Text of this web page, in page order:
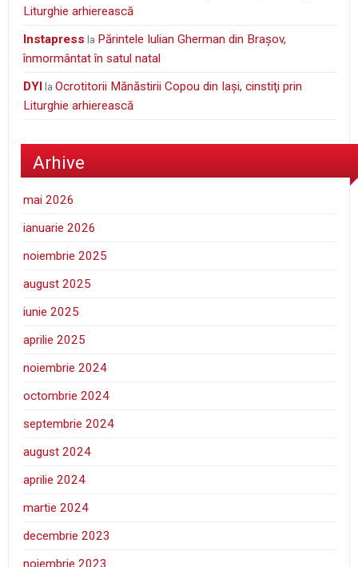
Liturghie arhierească
Instapress la Părintele Iulian Gherman din Braşov,
înmormântat în satul natal
DYI laOcrotitorii Mănăstirii Copou din Iaşi, cinstiţi prin
Liturghie arhierească
Arhive
mai 2026
ianuarie 2026
noiembrie 2025
august 2025
iunie 2025
aprilie 2025
noiembrie 2024
octombrie 2024
septembrie 2024
august 2024
aprilie 2024
martie 2024
decembrie 2023
noiembrie 2023